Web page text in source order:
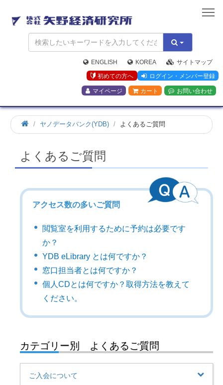
矢
野
経
済
研
究
所
ENGLISH KOREA
サイトマップ
初めての方へ
ログイン・メンバー登録
マイページ カート お問い合わせ
ヤノデータバンク(YDB) よくあるご質問
よくあるご質問
アクセス数の多いご質問
閲覧室を利用するために予約は必要です
か？
YDB eLibrary とは何ですか？
窓口担当者とは何ですか？
個人CDとは何ですか？取得方法を教えて
ください。
カテゴリー別 よくあるご質問
ご入会について